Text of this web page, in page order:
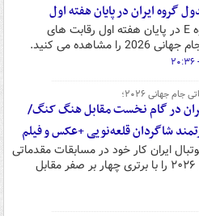
ایران در پایان هفته اول
جدول گروه E در پایان هفته اول رقابت های
را مشاهده می کنید.
جهانی ۲۰۲۶؛
در گام نخست مقابل هنگ کنگ/
شاگردان قلعه‌نویی +عکس و فیلم
ایران کار خود در مسابقات مقدماتی
جام‌جهانی ۲۰۲۶ را با برتری چهار بر صفر مقابل